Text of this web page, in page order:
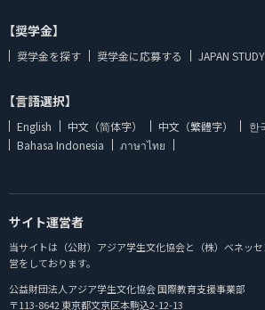
【奨学金】
奨学金を探す 奨学金に応募する JAPAN
【言語選択】
English 中文（简体字） 中文（繁體字） 한
Bahasa Indonesia
ภาษาไทย
サイト運営者
当サイトは（公財）アジア学生文化協会と（株）ベネッ
営をしております。
公益財団法人アジア学生文化協会 国際教育支援事業部
〒113-8642 東京都文京区本駒込2-12-13